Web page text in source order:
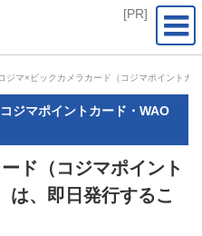
ジマ×ビックカメラカード（コジマポイントカ
ジマポイントカード・WAO
ド（コジマポイント
は、即日発行するこ